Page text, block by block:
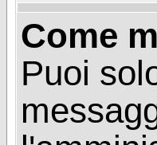
Come
Puoi